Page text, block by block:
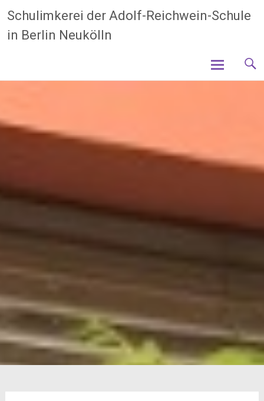
Inhalt
springen
Schulimkerei der Adolf-Reichwein-Schule
in Berlin Neukölln